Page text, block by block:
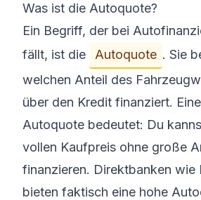
Was ist die Autoquote?
Ein Begriff, der bei
fällt, ist die
Autoquote . Sie
welchen Anteil des
über den Kredit finanziert.
Autoquote bedeutet: Du
vollen Kaufpreis ohne große
finanzieren. Direktbanken wie
bieten faktisch eine hohe